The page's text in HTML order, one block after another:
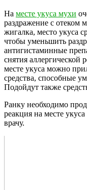
На месте укуса мухи
раздражение с отеком
жигалка, место укуса
чтобы уменьшить
антигистаминные
снятия аллергической
месте укуса можно
средства, способные
Подойдут также
Ранку необходимо
реакция на месте
врачу.